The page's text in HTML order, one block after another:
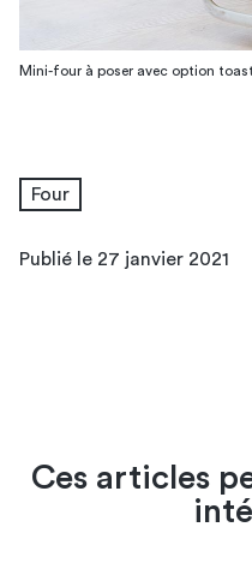
Mini-four à poser avec option
Four
Publié le 27 janvier 2021
Ces articles